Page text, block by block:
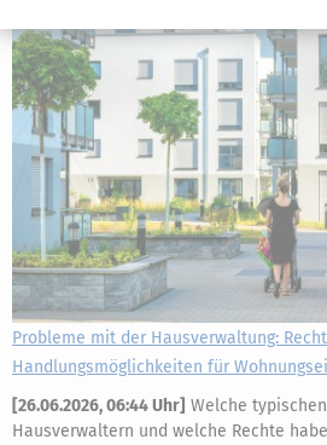
Probleme mit der Hausverwaltung:
Handlungsmöglichkeiten für
[26.06.2026, 06:44 Uhr] Welche
Hausverwaltern und welche Rechte